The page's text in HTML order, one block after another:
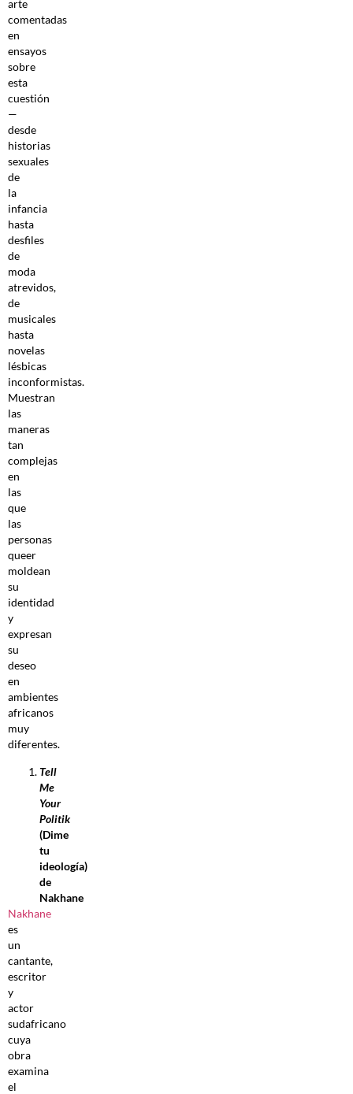
arte
comentadas
en
ensayos
sobre
esta
cuestión
—
desde
historias
sexuales
de
la
infancia
hasta
desfiles
de
moda
atrevidos,
de
musicales
hasta
novelas
lésbicas
inconformistas.
Muestran
las
maneras
tan
complejas
en
las
que
las
personas
queer
moldean
su
identidad
y
expresan
su
deseo
en
ambientes
africanos
muy
diferentes.
Tell
Me
Your
Politik
(Dime
tu
ideología)
de
Nakhane
Nakhane
es
un
cantante,
escritor
y
actor
sudafricano
cuya
obra
examina
el